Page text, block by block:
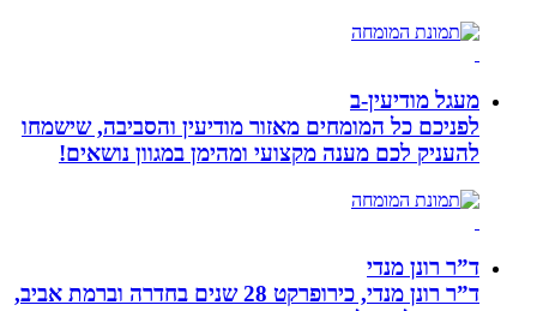
מעגל מודיעין-ב
לפניכם כל המומחים מאזור מודיעין והסביבה, שישמחו
להעניק לכם מענה מקצועי ומהימן במגוון נושאים!
ד”ר רונן מנדי
ד”ר רונן מנדי, כירופרקט 28 שנים בחדרה וברמת אביב,